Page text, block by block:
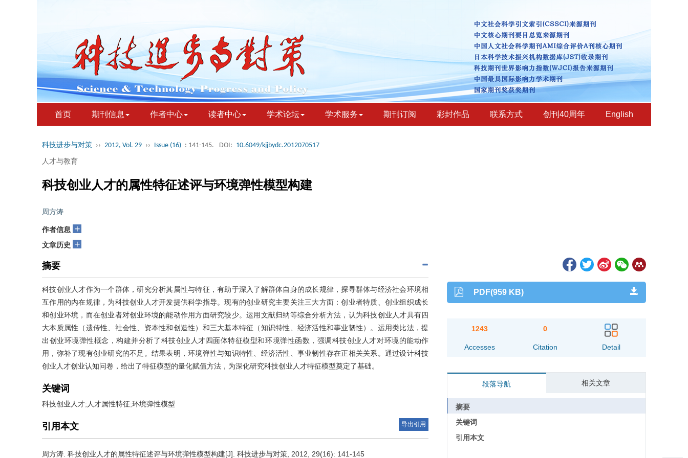
首页 期刊信息 作者中心 读者中心 学术论坛 学术服务 期刊订阅 彩封作品 联系方式 创刊40周年 English
科技进步与对策 ›› 2012, Vol. 29 ›› Issue (16) : 141-145. DOI: 10.6049/kjjbydc.2012070517
人才与教育
科技创业人才的属性特征述评与环境弹性模型构建
周方涛
作者信息 +
文章历史 +
摘要
科技创业人才作为一个群体，研究分析其属性与特征，有助于深入了解群体自身的成长规律，探寻群体与经济社会环境相
互作用的内在规律，为科技创业人才开发提供科学指导。现有的创业研究主要关注三大方面：创业者特质、创业组织成长
和创业环境，而在创业者对创业环境的能动作用方面研究较少。运用文献归纳等综合分析方法，认为科技创业人才具有四
大本质属性（遗传性、社会性、资本性和创造性）和三大基本特征（知识特性、经济活性和事业韧性）。运用类比法，提
出创业环境弹性概念，构建并分析了科技创业人才四面体特征模型和环境弹性函数，强调科技创业人才对环境的能动作
用，弥补了现有创业研究的不足。结果表明，环境弹性与知识特性、经济活性、事业韧性存在正相关关系。通过设计科技
创业人才创业认知问卷，给出了特征模型的量化赋值方法，为深化研究科技创业人才特征模型奠定了基础。
关键词
科技创业人才;人才属性特征;环境弹性模型
引用本文 导出引用
周方涛 科技创业人才的属性特征述评与环境弹性模型构建[J]. 科技进步与对策, 2012, 29(16): 141-145
PDF(959 KB)
1243
Accesses
0
Citation Detail
段落导航 相关文章
摘要
关键词
引用本文